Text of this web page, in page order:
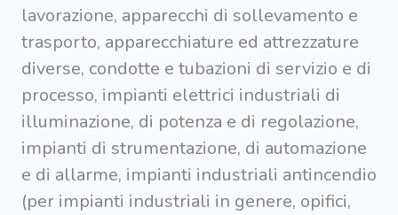
bersaglio
Visualizza
Segnala dati
rilevati in
lavorazione, apparecchi di sollevamento e
trasporto, apparecchiature ed attrezzature
diverse, condotte e tubazioni di servizio e di
processo, impianti elettrici industriali di
illuminazione, di potenza e di regolazione,
impianti di strumentazione, di automazione
e di allarme, impianti industriali antincendio
(per impianti industriali in genere, opifici,